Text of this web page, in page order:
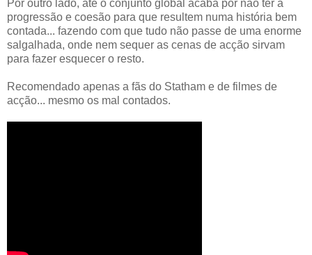
Por outro lado, até o conjunto global acaba por não ter a
progressão e coesão para que resultem numa história bem
contada... fazendo com que tudo não passe de uma enorme
salgalhada, onde nem sequer as cenas de acção sirvam
para fazer esquecer o resto.
Recomendado apenas a fãs do Statham e de filmes de
acção... mesmo os mal contados.